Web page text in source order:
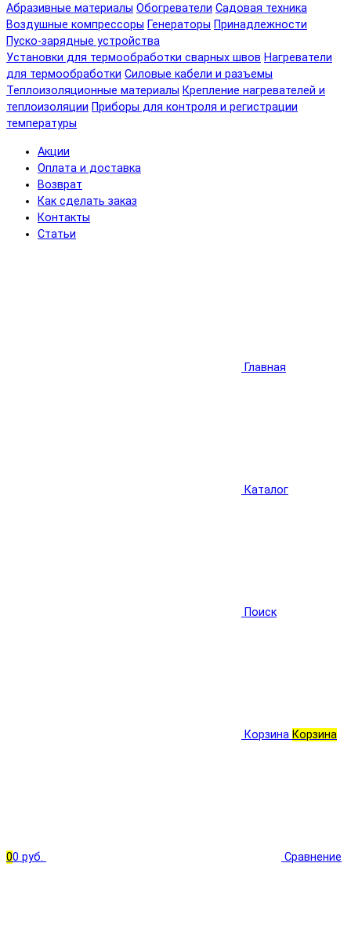
Абразивные материалы Обогреватели Садовая техника
Воздушные компрессоры Генераторы Принадлежности
Пуско-зарядные устройства
Установки для термообработки сварных швов Нагреватели
для термообработки Силовые кабели и разъемы
Теплоизоляционные материалы Крепление нагревателей и
теплоизоляции Приборы для контроля и регистрации
температуры
Акции
Оплата и доставка
Возврат
Как сделать заказ
Контакты
Статьи
Главная
Каталог
Поиск
Корзина Корзина
00 руб. Сравнение